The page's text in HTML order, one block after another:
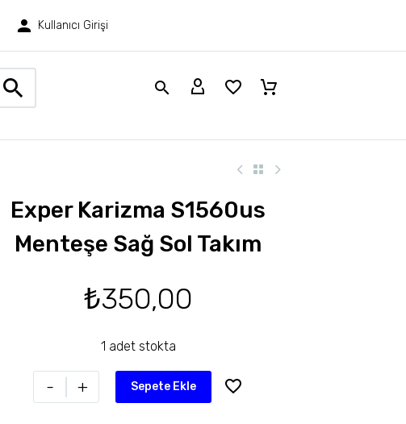
Kullanıcı Girişi
Exper Karizma S1560us
Menteşe Sağ Sol Takım
₺350,00
1 adet stokta
- + Sepete Ekle